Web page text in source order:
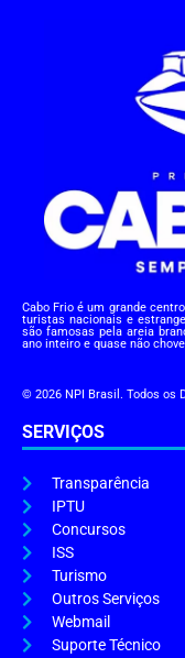
Cabo Frio é um grande
turistas nacionais e
são famosas pela areia
ano inteiro e quase não
© 2026 NPI Brasil. Todos os
SERVIÇOS
Transparência
IPTU
Concursos
ISS
Turismo
Outros Serviços
Webmail
Suporte Técnico